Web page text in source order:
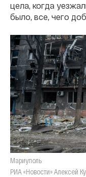
цела, когда
было, все, чего
Мариуполь
РИА «Новости» Алексей